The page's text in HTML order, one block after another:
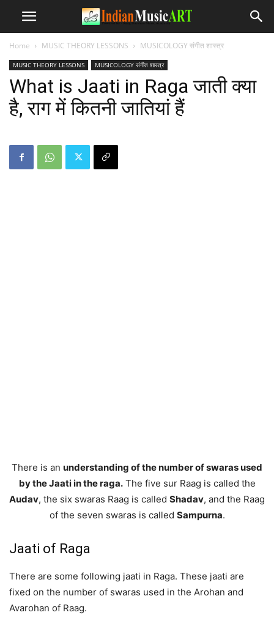
Home MUSIC THEORY LESSONS MUSICOLOGY संगीत शास्त्र
MUSIC THEORY LESSONS MUSICOLOGY संगीत शास्त्र
What is Jaati in Raga जाती क्या
है, राग में कितनी जातियां हैं
There is an understanding of the number of swaras used
by the Jaati in the raga.The five sur Raag is called the
Audav, the six swaras Raag is called Shadav, and the Raag
of the seven swaras is called Sampurna.
Jaati of Raga
There are some following jaati in Raga. These jaati are
fixed on the number of swaras used in the Arohan and
Avarohan of Raag.